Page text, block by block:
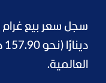
العالمية.